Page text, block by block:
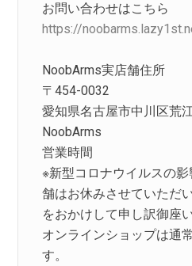
お問い合わせはこちら
https://
NoobArms実店舗住所
〒454-0032
愛知県名古屋市中川区荒
NoobArms
営業時間
※新型コロナウイルスの
舗はお休みさせていただ
をおかけして申し訳御座
オンラインショップは通
す。